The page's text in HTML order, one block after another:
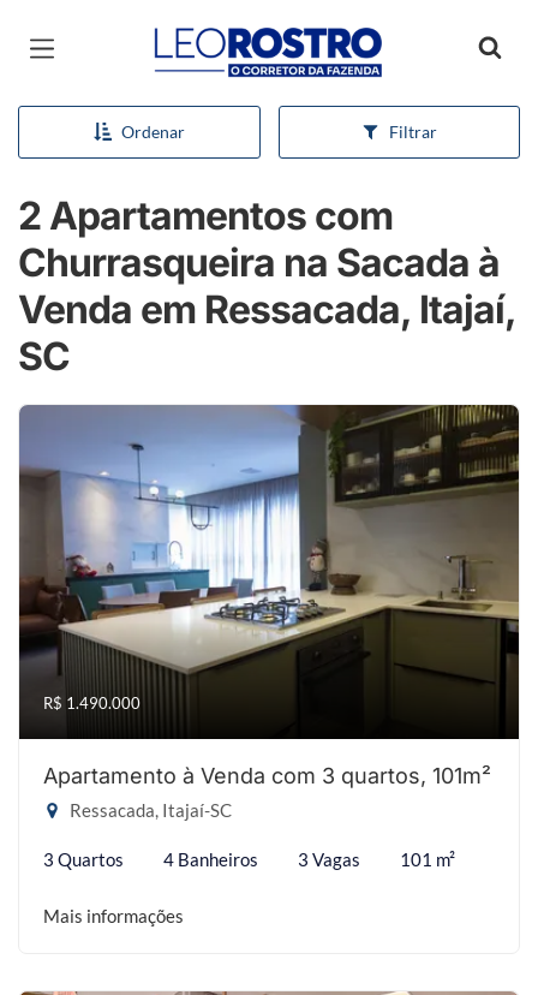
Página inicial
Ordenar Filtrar
2 Apartamentos com
Churrasqueira na Sacada à
Venda em Ressacada, Itajaí,
SC
R$ 1.490.000
Apartamento à Venda com 3 quartos, 101m²
Ressacada, Itajaí-SC
3 Quartos 4 Banheiros 3 Vagas 101 m²
Mais informações